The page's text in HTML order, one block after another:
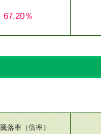
67.20％
騰落率（倍率）